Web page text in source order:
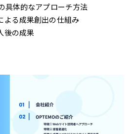
具体的なアプローチ方法
よる成果創出の仕組み
後の成果